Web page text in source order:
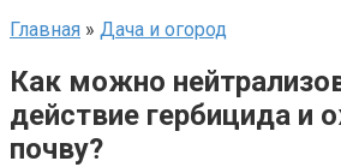
Главная » Дача и огород
Как можно
действие гербицида и
почву?